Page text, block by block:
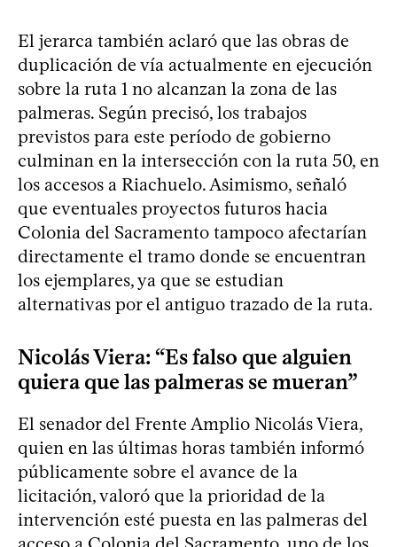
El jerarca también aclaró que las obras de
duplicación de vía actualmente en ejecución
sobre la ruta 1 no alcanzan la zona de las
palmeras. Según precisó, los trabajos
previstos para este período de gobierno
culminan en la intersección con la ruta 50, en
los accesos a Riachuelo. Asimismo, señaló
que eventuales proyectos futuros hacia
Colonia del Sacramento tampoco afectarían
directamente el tramo donde se encuentran
los ejemplares, ya que se estudian
alternativas por el antiguo trazado de la ruta.
Nicolás Viera: “Es falso que alguien
quiera que las palmeras se mueran”
El senador del Frente Amplio Nicolás Viera,
quien en las últimas horas también informó
públicamente sobre el avance de la
licitación, valoró que la prioridad de la
intervención esté puesta en las palmeras del